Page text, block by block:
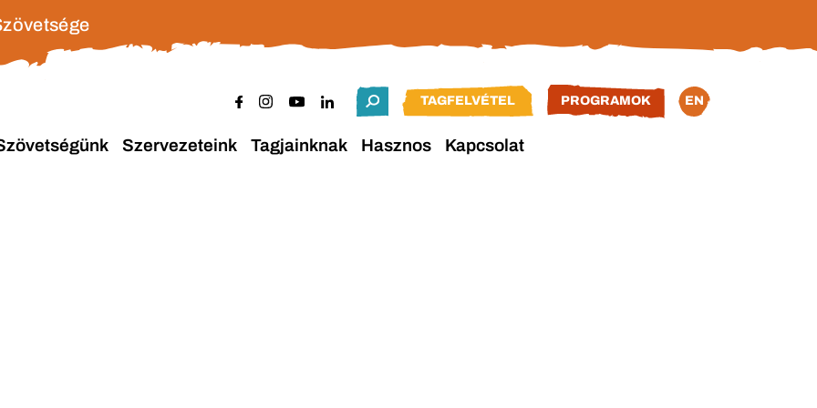
TAGFELVÉTEL PROGRAMOK EN
Szervezeteink Tagjainknak Hasznos Kapcsolat